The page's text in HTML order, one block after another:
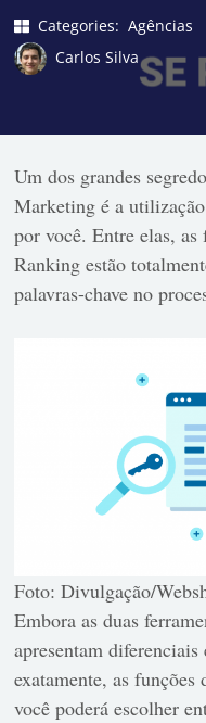
Categories: Agências
Carlos Silva
Um dos grandes
Marketing é a
por você. Entre elas, as
Ranking estão
palavras-chave no
Foto: Divulgação/
Embora as duas
apresentam
exatamente, as funções
você poderá escolher